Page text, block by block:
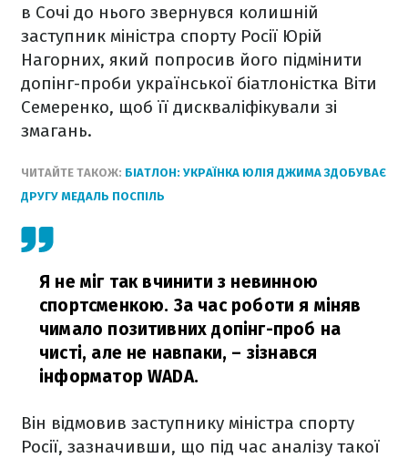
в Сочі до нього звернувся колишній
заступник міністра спорту Росії Юрій
Нагорних, який попросив його підмінити
допінг-проби української біатлоністка Віти
Семеренко, щоб її дискваліфікували зі
змагань.
ЧИТАЙТЕ ТАКОЖ: БІАТЛОН: УКРАЇНКА ЮЛІЯ ДЖИМА ЗДОБУВАЄ
ДРУГУ МЕДАЛЬ ПОСПІЛЬ
Я не міг так вчинити з невинною
спортсменкою. За час роботи я міняв
чимало позитивних допінг-проб на
чисті, але не навпаки, – зізнався
інформатор WADA.
Він відмовив заступнику міністра спорту
Росії, зазначивши, що під час аналізу такої